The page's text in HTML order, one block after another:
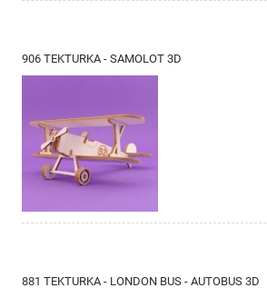
906 TEKTURKA - SAMOLOT 3D
881 TEKTURKA - LONDON BUS - AUTOBUS 3D